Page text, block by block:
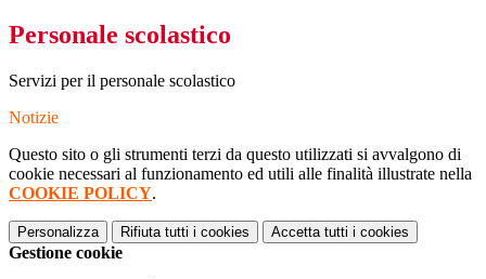
Personale scolastico
Servizi per il personale scolastico
Notizie
Questo sito o gli strumenti terzi da questo utilizzati si avvalgono di
cookie necessari al funzionamento ed utili alle finalità illustrate nella
COOKIE POLICY.
Personalizza Rifiuta tutti i cookies Accetta tutti i cookies
Gestione cookie